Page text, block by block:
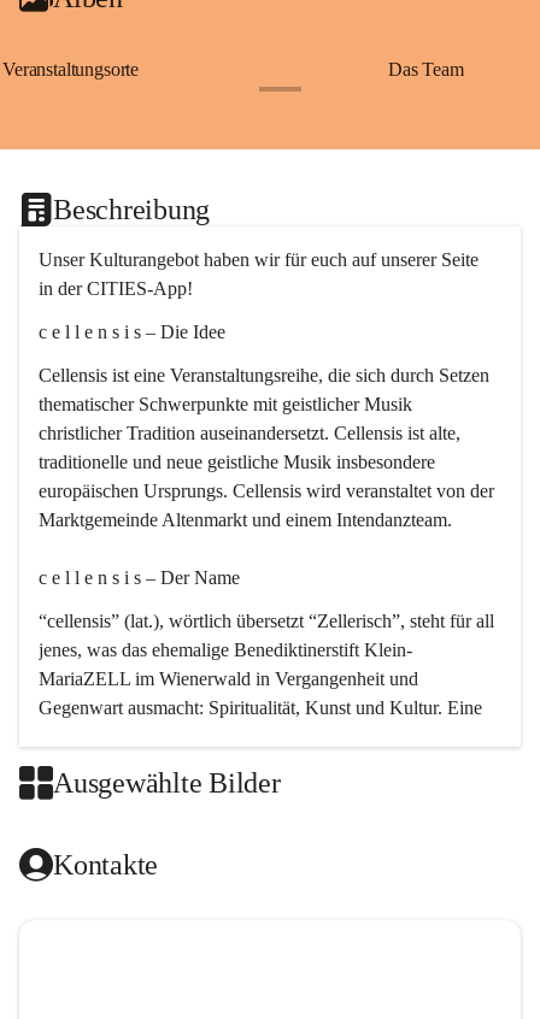
Veranstaltungsorte Das Team
Beschreibung
Unser Kulturangebot haben wir für euch auf unserer Seite
in der CITIES-App!
c e l l e n s i s – Die Idee
Cellensis ist eine Veranstaltungsreihe, die sich durch Setzen
thematischer Schwerpunkte mit geistlicher Musik
christlicher Tradition auseinandersetzt. Cellensis ist alte,
traditionelle und neue geistliche Musik insbesondere
europäischen Ursprungs. Cellensis wird veranstaltet von der
Marktgemeinde Altenmarkt und einem Intendanzteam.
c e l l e n s i s – Der Name
“cellensis” (lat.), wörtlich übersetzt “Zellerisch”, steht für all
jenes, was das ehemalige Benediktinerstift Klein-
MariaZELL im Wienerwald in Vergangenheit und
Gegenwart ausmacht: Spiritualität, Kunst und Kultur. Eine
Kirchenmusik, dem kunstvollen Lob Gottes.
Das kirchenmusikalische Festival Cellensis wird seit dem
Ausgewählte Bilder
Kontakte